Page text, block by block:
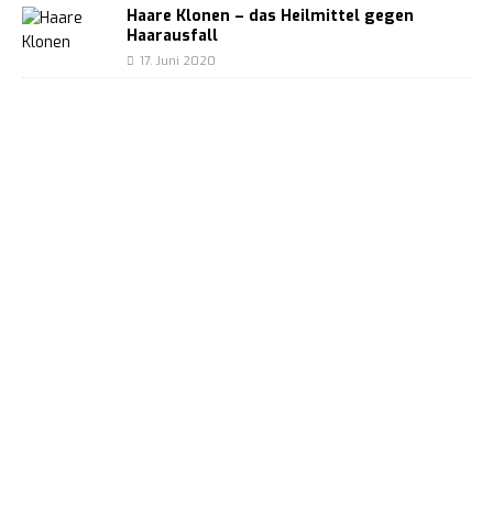
Haare Klonen – das Heilmittel gegen
Haarausfall
17. Juni 2020